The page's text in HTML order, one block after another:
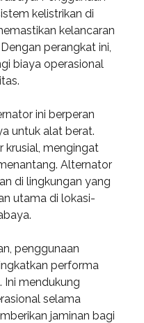
kelistrikan di
kelancaran
perangkat ini,
biaya operasional
ini berperan
untuk alat berat.
krusial, mengingat
Alternator
di lingkungan yang
utama di lokasi-
penggunaan
performa
Ini mendukung
selama
jaminan bagi